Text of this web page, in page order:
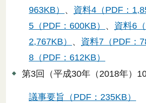
963KB） 、 資料4（PDF：
5（PDF：600KB） 、 資料6
2,767KB） 、 資料7（PDF：
8（PDF：612KB）
第3回（平成30年（2018年）
議事要旨（PDF：235KB）